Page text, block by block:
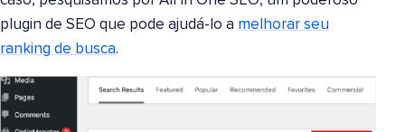
plugin de SEO que pode ajudá-lo a melhorar seu
ranking de busca.